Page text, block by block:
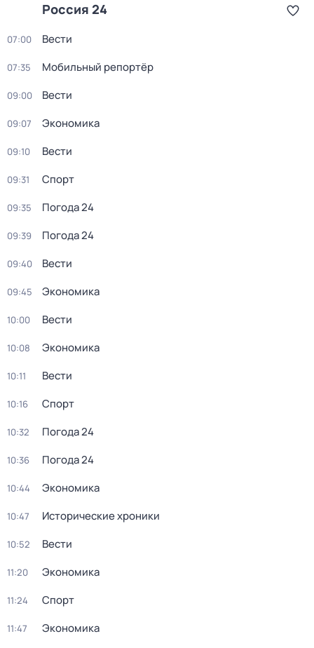
Россия 24
07:00 Вести
07:35 Мобильный репортёр
09:00 Вести
09:07 Экономика
09:10 Вести
09:31 Спорт
09:35 Погода 24
09:39 Погода 24
09:40 Вести
09:45 Экономика
10:00 Вести
10:08 Экономика
10:11 Вести
10:16 Спорт
10:32 Погода 24
10:36 Погода 24
10:44 Экономика
10:47 Исторические хроники
10:52 Вести
11:20 Экономика
11:24 Спорт
11:47 Экономика